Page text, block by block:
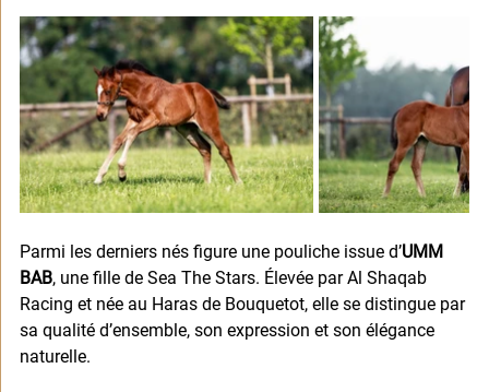
Parmi les derniers nés figure une pouliche issue d’UMM
BAB, une fille de Sea The Stars. Élevée par Al Shaqab
Racing et née au Haras de Bouquetot, elle se distingue par
sa qualité d’ensemble, son expression et son élégance
naturelle.